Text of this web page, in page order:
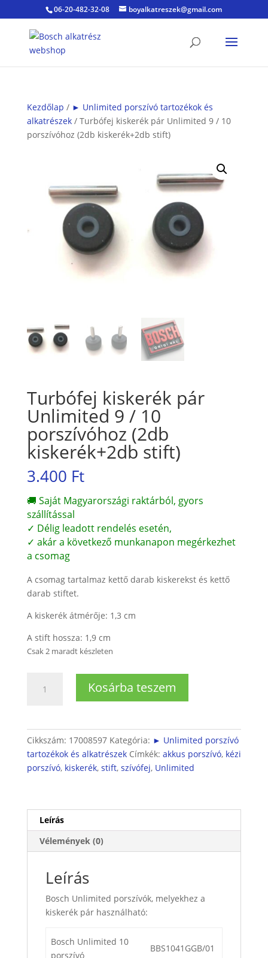
06-20-482-32-08 boyalkatreszek@gmail.com
Kezdőlap / ► Unlimited porszívó tartozékok és
alkatrészek/ Turbófej kiskerék pár Unlimited 9 / 10
porszívóhoz (2db kiskerék+2db stift)
Turbófej kiskerék pár
Unlimited 9 / 10
porszívóhoz (2db
kiskerék+2db stift)
3.400 Ft
🚚 Saját Magyarországi raktárból, gyors
szállítással
✓ Délig leadott rendelés esetén,
✓ akár a következő munkanapon megérkezhet
a csomag
A csomag tartalmaz kettő darab kiskerekst és kettő
darab stiftet.
A kiskerék átmérője: 1,3 cm
A stift hossza: 1,9 cm
Csak 2 maradt készleten
kiskerék
porszívóhoz
stift)
mennyiség
Kosárba teszem
Cikkszám: 17008597 Kategória: ► Unlimited porszívó
tartozékok és alkatrészek Címkék: akkus porszívó, kézi
porszívó, kiskerék, stift, szívófej, Unlimited
Leírás
Vélemények (0)
Leírás
Bosch Unlimited porszívók, melyekhez a
kiskerék pár használható:
Bosch Unlimited 10
porszívó
BBS1041GGB/01